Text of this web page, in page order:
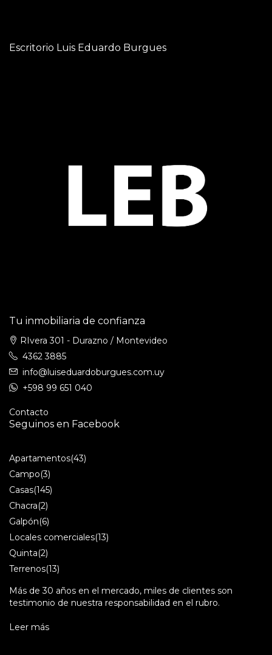
Escritorio Luis Eduardo Burgues
Tu inmobiliaria de confianza
RIvera 301 - Durazno / Montevideo
4362 3885
info@luiseduardoburgues.com.uy
+598 99 651 040
Contacto
Seguinos en Facebook
Apartamentos(43)
Campo(3)
Casas(145)
Chacra(2)
Galpón(6)
Locales comerciales(13)
Quinta(2)
Terrenos(13)
Más de 30 años en el mercado, miles de clientes son
testimonio de nuestra responsabilidad en el rubro.
Leer más